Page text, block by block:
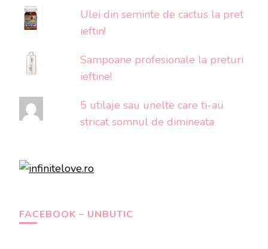
Ulei din seminte de cactus la pret
ieftin!
Sampoane profesionale la preturi
ieftine!
5 utilaje sau unelte care ti-au
stricat somnul de dimineata
FACEBOOK – UNBUTIC